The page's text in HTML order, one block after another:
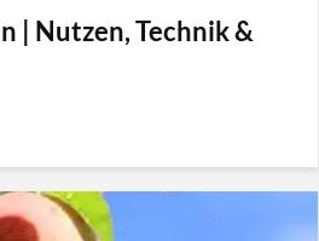
| Nutzen, Technik &